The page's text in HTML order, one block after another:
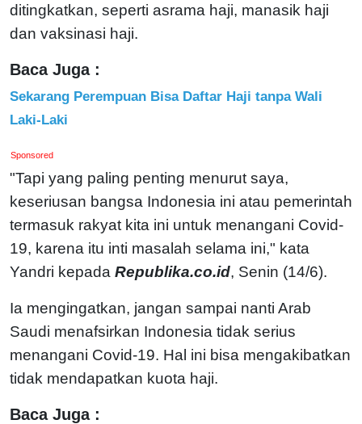
ditingkatkan, seperti asrama haji, manasik haji
dan vaksinasi haji.
Baca Juga :
Sekarang Perempuan Bisa Daftar Haji tanpa Wali
Laki-Laki
Sponsored
"Tapi yang paling penting menurut saya,
keseriusan bangsa Indonesia ini atau pemerintah
termasuk rakyat kita ini untuk menangani Covid-
19, karena itu inti masalah selama ini," kata
Yandri kepada Republika.co.id, Senin (14/6).
Ia mengingatkan, jangan sampai nanti Arab
Saudi menafsirkan Indonesia tidak serius
menangani Covid-19. Hal ini bisa mengakibatkan
tidak mendapatkan kuota haji.
Baca Juga :